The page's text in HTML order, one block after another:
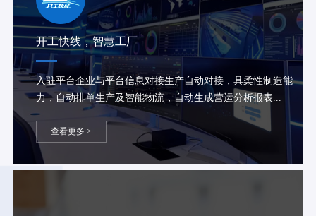
开工快线，智慧工厂
入驻平台企业与平台信息对接生产自动对接，具柔性制造能
力，自动排单生产及智能物流，自动生成营运分析报表...
查看更多 >